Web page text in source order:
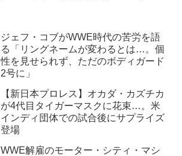
ジェフ・コブがWWE時代の苦労を語
る「リングネームが変わるとは…。個
性を見せられず、ただのボディガード
2号に」
【新日本プロレス】オカダ・カズチカ
が4代目タイガーマスクに花束…。米
インディ団体での試合後にサプライズ
登場
WWE解雇のモーター・シティ・マシ